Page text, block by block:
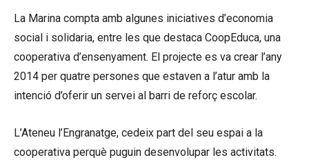
La Marina compta amb algunes iniciatives d’economia
social i solidaria, entre les que destaca CoopEduca, una
cooperativa d’ensenyament. El projecte es va crear l’any
2014 per quatre persones que estaven a l’atur amb la
intenció d’oferir un servei al barri de reforç escolar.
L’Ateneu l’Engranatge, cedeix part del seu espai a la
cooperativa perquè puguin desenvolupar les activitats.